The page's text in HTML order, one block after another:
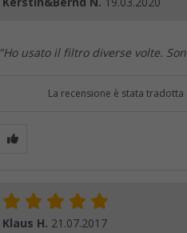
Kerstin&Bernd N. 19.03.2020
"Ho usato il filtro diverse volte.
La recensione è stata
Klaus H. 21.07.2017